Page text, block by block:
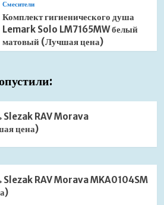
Смесители
Комплект гигиенического душа
Lemark Solo LM7165MW белый
матовый (Лучшая цена)
Slezak RAV Morava
цена)
Slezak RAV Morava MKA0104SM